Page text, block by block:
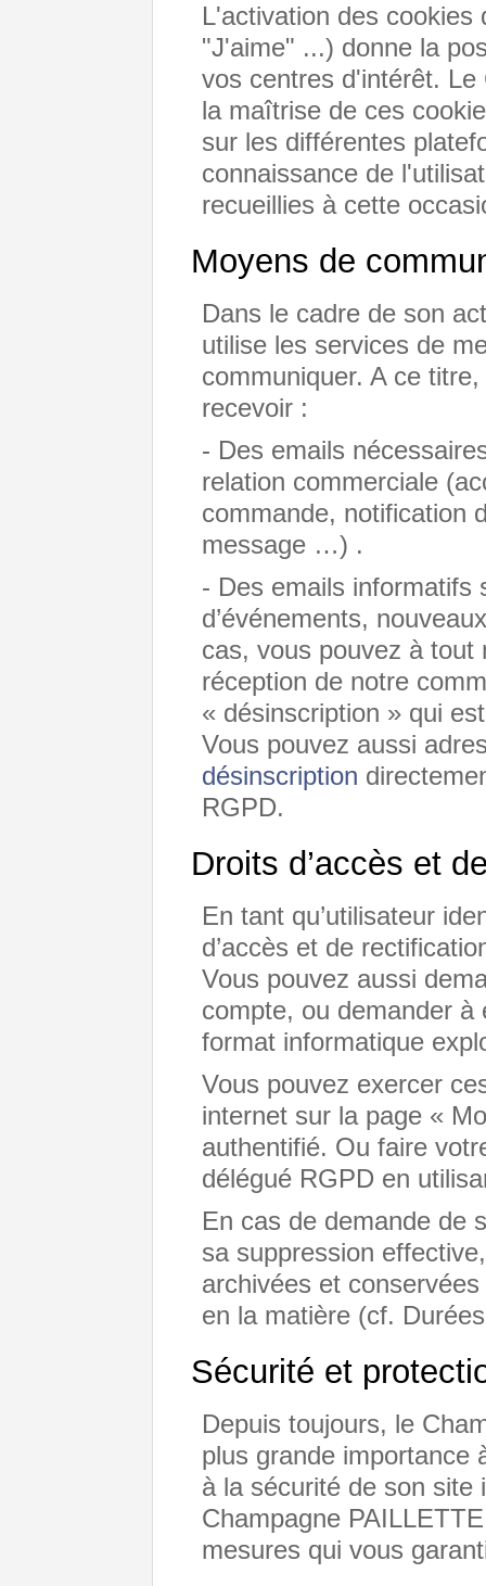
L'activation des cookies
"J'aime" ...) donne la
vos centres d'intérêt.
la maîtrise de ces
sur les différentes
connaissance de
recueillies à cette
Moyens de
Dans le cadre de son
utilise les services de
communiquer. A ce
recevoir :
- Des emails
relation commerciale
commande, notification
message …) .
- Des emails informatifs
d’événements,
cas, vous pouvez à tout
réception de notre
« désinscription » qui
Vous pouvez aussi
désinscription
RGPD.
Droits d’accès et
En tant qu’utilisateur
d’accès et de
Vous pouvez aussi
compte, ou demander à
format informatique
Vous pouvez exercer
internet sur la page «
authentifié. Ou faire
délégué RGPD en
En cas de demande de
sa suppression
archivées et
en la matière (cf.
Sécurité et
Depuis toujours, le
plus grande importance
à la sécurité de son site
Champagne
mesures qui vous